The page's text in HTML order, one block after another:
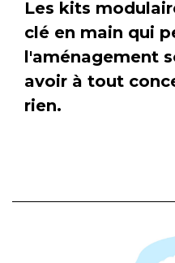
Les kits
clé en main qui
l'aménagement
avoir à tout
rien.